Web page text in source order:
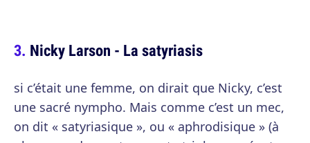
Nicky Larson - La satyriasis
si c’était une femme, on dirait que Nicky, c’est
une sacré nympho. Mais comme c’est un mec,
on dit « satyriasique », ou « aphrodisique » (à